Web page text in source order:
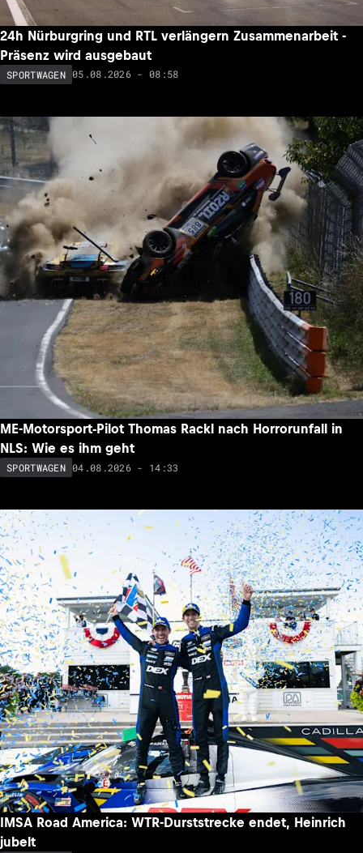
24h Nürburgring und RTL verlängern Zusammenarbeit -
Präsenz wird ausgebaut
SPORTWAGEN 05.08.2026 - 08:58
ME-Motorsport-Pilot Thomas Rackl nach Horrorunfall in
NLS: Wie es ihm geht
SPORTWAGEN 04.08.2026 - 14:33
IMSA Road America: WTR-Durststrecke endet, Heinrich
jubelt